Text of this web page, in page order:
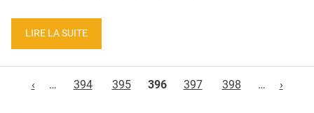
LIRE LA SUITE
‹
… 394 395 396 397 398 … ›